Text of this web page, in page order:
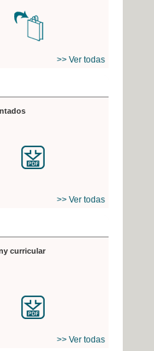
>> Ver todas
>> Ver todas
curricular
>> Ver todas